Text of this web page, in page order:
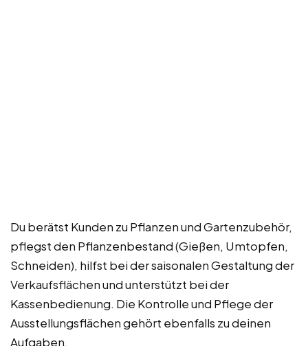
Du berätst Kunden zu Pflanzen und Gartenzubehör,
pflegst den Pflanzenbestand (Gießen, Umtopfen,
Schneiden), hilfst bei der saisonalen Gestaltung der
Verkaufsflächen und unterstützt bei der
Kassenbedienung. Die Kontrolle und Pflege der
Ausstellungsflächen gehört ebenfalls zu deinen
Aufgaben.